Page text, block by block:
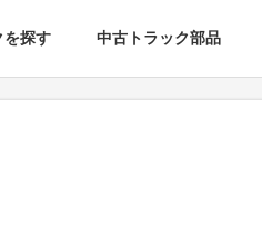
を探す 中古トラック部品